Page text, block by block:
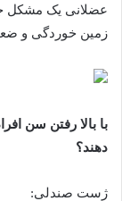
عضلانی یک مشکل
زمین خوردگی و
با بالا رفتن سن
دهند؟
ژست صندلی: